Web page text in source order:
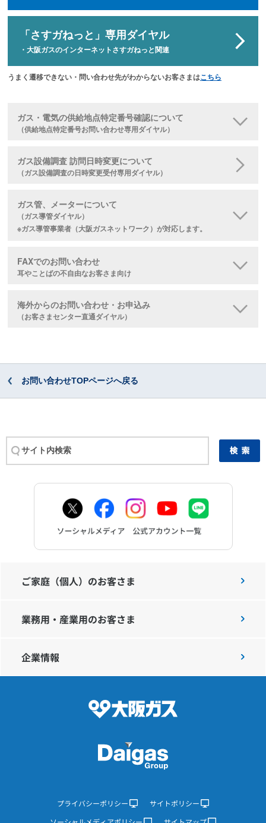
「さすガねっと」専用ダイヤル
・大阪ガスのインターネットさすガねっと関連
うまく遷移できない・問い合わせ先がわからないお客さまはこちら
ガス・電気の供給地点特定番号確認について
（供給地点特定番号お問い合わせ専用ダイヤル）
ガス設備調査 訪問日時変更について
（ガス設備調査の日時変更受付専用ダイヤル）
ガス管、メーターについて
（ガス導管ダイヤル）
※ガス導管事業者（大阪ガスネットワーク）が対応します。
FAXでのお問い合わせ
耳やことばの不自由なお客さま向け
海外からのお問い合わせ・お申込み
（お客さまセンター直通ダイヤル）
お問い合わせTOPページへ戻る
ご家庭（個人）のお客さま
業務用・産業用のお客さま
企業情報
プライバシーポリシー
サイトポリシー